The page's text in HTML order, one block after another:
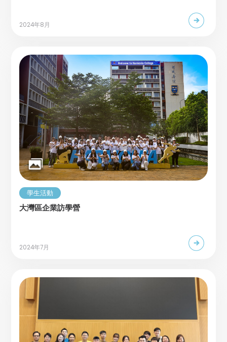
2024年8月
學生活動
大灣區企業訪學營
2024年7月